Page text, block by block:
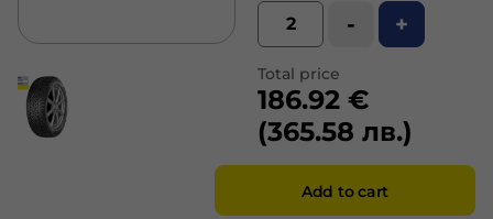
- +
Total price
186.92 €
(365.58 лв.)
Add to cart